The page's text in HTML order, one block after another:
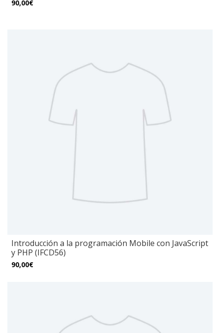
90,00€
Introducción a la programación Mobile con JavaScript
y PHP (IFCD56)
90,00€